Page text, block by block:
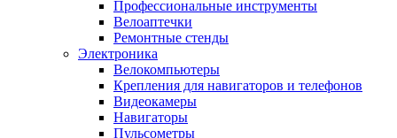
Профессиональные инструменты
Велоаптечки
Ремонтные стенды
Электроника
Велокомпьютеры
Крепления для навигаторов и телефонов
Видеокамеры
Навигаторы
Пульсометры